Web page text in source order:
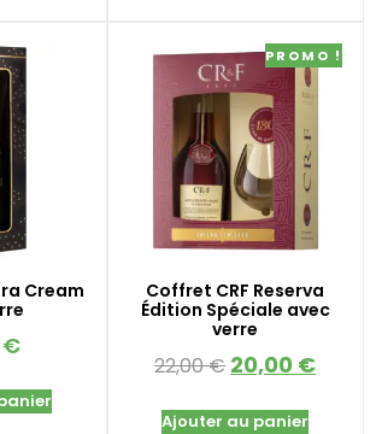
Cream
€
PROMO !
Coffret CRF Reserva
Édition Spéciale avec
verre
22,00€ 20,00 €
Ajouter au panier